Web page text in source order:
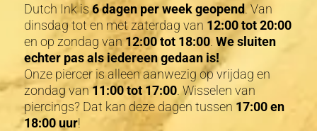
Dutch Ink is6 dagen per week geopend . Van
dinsdag tot en met zaterdag van 12:00 tot 20:00
en op zondag van12:00 tot 18:00. We sluiten
echter pas als iedereen gedaan is!
Onze piercer is alleen aanwezig op vrijdag en
zondag van 11:00 tot 17:00. Wisselen van
piercings? Dat kan deze dagen tussen 17:00 en
18:00 uur!